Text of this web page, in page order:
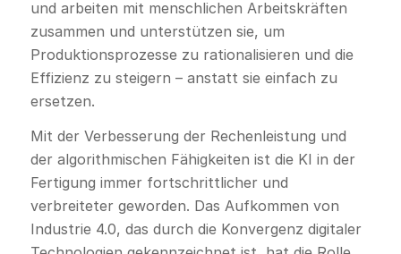
und arbeiten mit menschlichen Arbeitskräften
zusammen und unterstützen sie, um
Produktionsprozesse zu rationalisieren und die
Effizienz zu steigern – anstatt sie einfach zu
ersetzen.
Mit der Verbesserung der Rechenleistung und
der algorithmischen Fähigkeiten ist die KI in der
Fertigung immer fortschrittlicher und
verbreiteter geworden. Das Aufkommen von
Industrie 4.0, das durch die Konvergenz digitaler